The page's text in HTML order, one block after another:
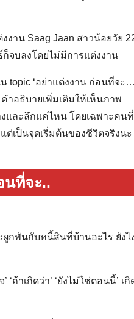
งาน Saag Jaan สาวน้อยวัย
จบลงโดยไม่มีการแต่งงาน
topic ‘อย่าแต่งงาน ก่อนที่จะ
ำอธิบายเพิ่มเติมให้เห็นภาพ
และลึกแค่ไหน โดยเฉพาะคนที่
ต่เป็นจุดเริ่มต้นของชีวิตจริงนะ
นที่จะ..
ผูกพันกับหนี้สินที่บ้านอะไร ยังไ
‘ถ้าเกิดว่า’ ‘ยังไม่ใช่ตอนนี้’ เกิ